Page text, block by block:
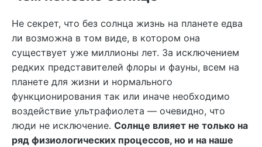
Не секрет, что без солнца жизнь на планете едва
ли возможна в том виде, в котором она
существует уже миллионы лет. За исключением
редких представителей флоры и фауны, всем на
планете для жизни и нормального
функционирования так или иначе необходимо
воздействие ультрафиолета — очевидно, что
люди не исключение. Солнце влияет не только на
ряд физиологических процессов, но и на наше